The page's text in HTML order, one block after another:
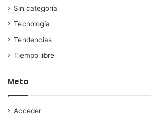
Sin categoría
Tecnología
Tendencias
Tiempo libre
Meta
Acceder